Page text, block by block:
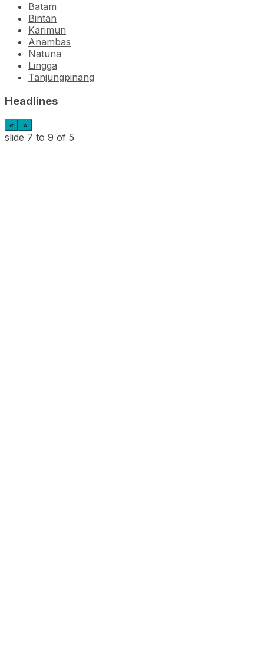
Batam
Bintan
Karimun
Anambas
Natuna
Lingga
Tanjungpinang
Headlines
« »
slide 7 to 9 of 5